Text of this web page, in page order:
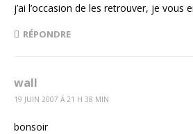
j’ai l’occasion de les retrouver, je vous
RÉPONDRE
wall
19 JUIN 2007 Á 21 H 38 MIN
bonsoir